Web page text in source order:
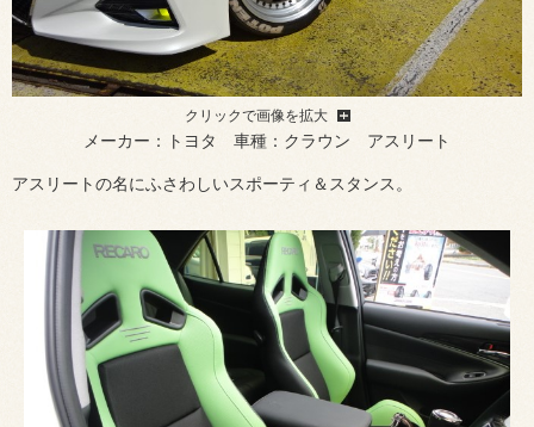
クリックで画像を拡大
メーカー：トヨタ 車種：クラウン アスリート
アスリートの名にふさわしいスポーティ＆スタンス。